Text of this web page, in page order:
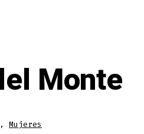
Monte
, Mujeres